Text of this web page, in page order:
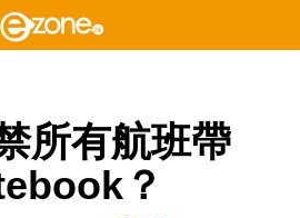
所有航班帶
？